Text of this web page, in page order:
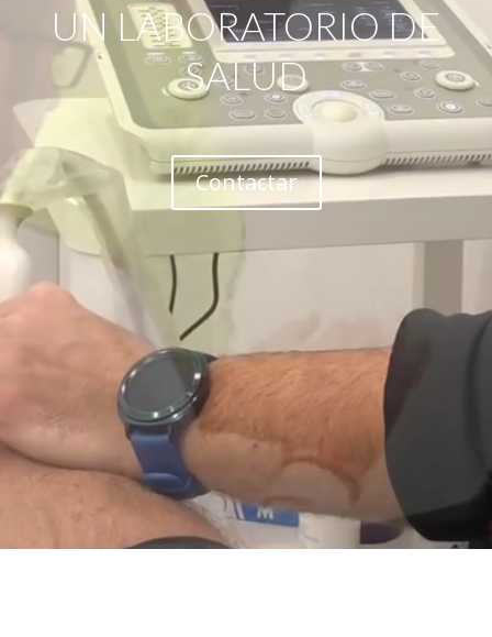
UN LABORATORIO DE
SALUD
Contactar